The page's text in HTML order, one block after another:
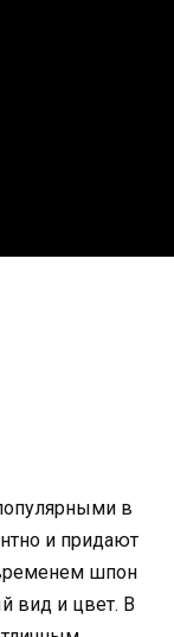
в
и придают
шпон
вид и цвет. В